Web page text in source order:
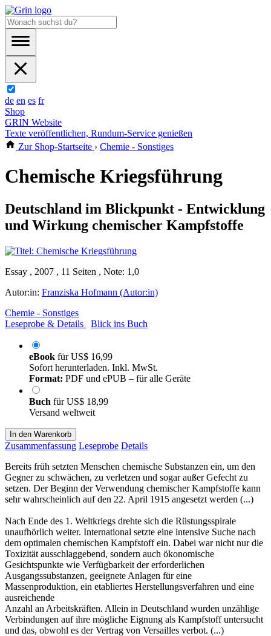
de en es fr
Shop
GRIN Website
Texte veröffentlichen, Rundum-Service genießen
Zur Shop-Startseite › Chemie - Sonstiges
Chemische Kriegsführung
Deutschland im Blickpunkt - Entwicklung
und Wirkung chemischer Kampfstoffe
Essay , 2007 , 11 Seiten , Note: 1,0
Autor:in: Franziska Hofmann (Autor:in)
Chemie - Sonstiges
Leseprobe & Details
Blick ins Buch
eBook fürUS$ 16,99
Sofort herunterladen. Inkl. MwSt.
Format: PDF und ePUB – für alle Geräte
Buch fürUS$ 18,99
Versand weltweit
In den Warenkorb
Zusammenfassung Leseprobe Details
Bereits früh setzten Menschen chemische Substanzen ein, um den
Gegner zu schwächen, zu verletzen und sogar außer Gefecht zu
setzen. Der Beginn der Verwendung chemischer Kampfstoffe kann
sehr wahrscheinlich auf den 22. April 1915 angesetzt werden (...)
Nach Ende des 1. Weltkriegs drehte sich die Rüstungsspirale
unaufhörlich weiter. International setzte eine intensive Suche nach
dem optimalen chemischen Kampfstoff ein. Dabei war nicht nur die
Toxizität ausschlaggebend, sondern auch ökonomische
Gesichtspunkte wie Verfügbarkeit der erforderlichen
Ausgangssubstanzen, geeignete Anlagen für eine
Massenproduktion, ein etabliertes Herstellungsverfahren und eine
ausreichende
Anzahl an Arbeitskräften. Allein in Deutschland wurden unzählige
Verbindungen auf ihre mögliche Eignung als Kampfstoff untersucht
und das, obwohl es der Vertrag von Versailles verbot. (...)